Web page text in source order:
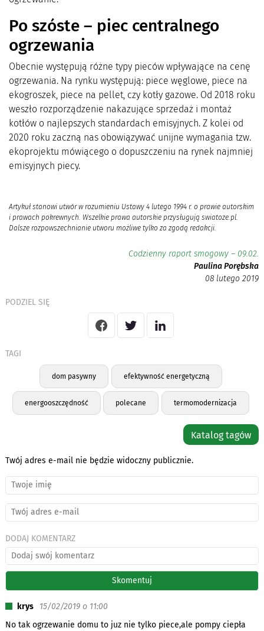
Po szóste – piec centralnego
ogrzewania
Obecnie występują różne typy pieców wpływające na cenę
ogrzewania. Na rynku występują: piece węglowe, piece na
ekogroszek, piece na pellet, czy kotły gazowe. Od 2018 roku
weszło rozporządzenie nakazujące sprzedaż i montaż
kotłów o najlepszych standardach emisyjnych. Z kolei od
2020 roku zaczną nas obowiązywać unijne wymagania tzw.
ekoprojektu mówiącego o dopuszczeniu na rynek najmniej
emisyjnych piecy.
Artykuł stanowi utwór w rozumieniu Ustawy 4 lutego 1994 r. o prawie autorskim
i prawach pokrewnych. Wszelkie prawa autorskie przysługują swiatoze.pl.
Dalsze rozpowszechnianie utworu możliwe tylko za zgodą redakcji.
Codzienny raport smogowy – 09.02.
Paulina Porębska
08 lutego 2019
PODZIEL SIĘ
TAGI
dom pasywny efektywność energetyczną
energooszczędność polecane termomodernizacja
Katalog tagów
Twój adres e-mail nie będzie widoczny publicznie.
DODAJ KOMENTARZ
krys
15/02/2019 o 11:00
No tak ogrzewanie domu to juz nie tylko piece,ale pompy ciepła